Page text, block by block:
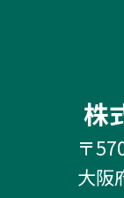
株
〒
大阪